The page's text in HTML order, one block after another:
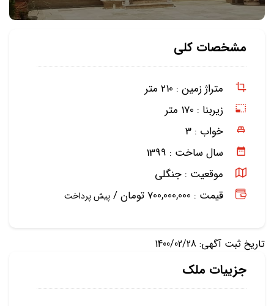
مشخصات کلی
متراژ زمین : 210 متر
زیربنا : 170 متر
خواب : 3
سال ساخت : 1399
موقعیت : جنگلی
قیمت : 700,000,000 تومان /
پیش پرداخت
تاریخ ثبت آگهی: 1400/02/28
جزییات ملک